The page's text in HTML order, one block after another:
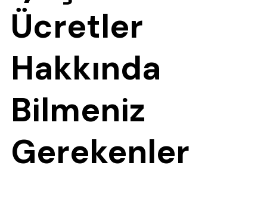
Ücretler
Hakkında
Bilmeniz
Gerekenler